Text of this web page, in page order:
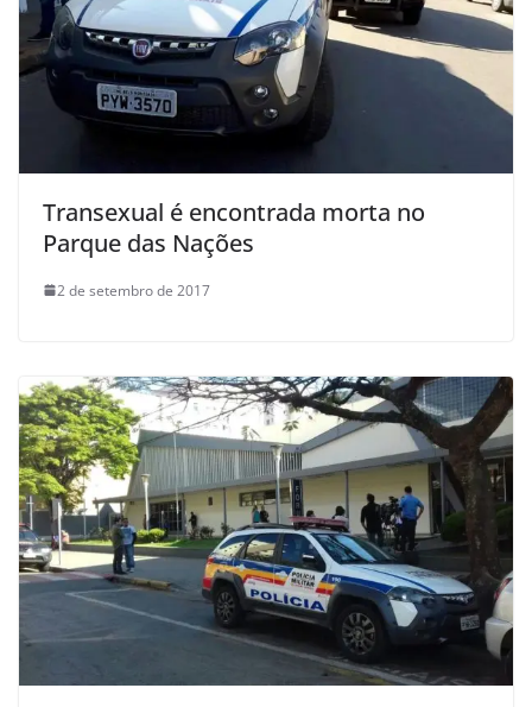
Transexual é encontrada morta no
Parque das Nações
2 de setembro de 2017